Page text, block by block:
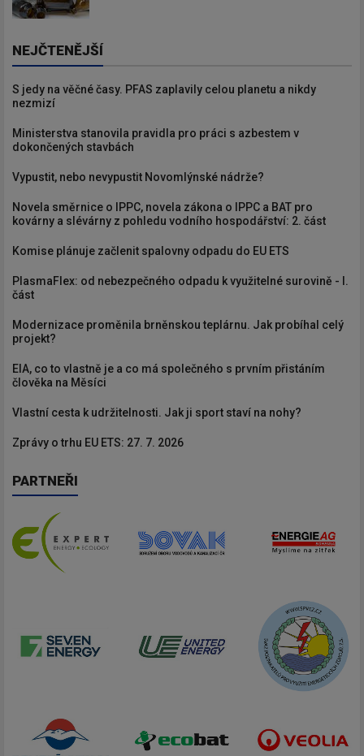
NEJČTENĚJŠÍ
S jedy na věčné časy. PFAS zaplavily celou planetu a nikdy
nezmizí
Ministerstva stanovila pravidla pro práci s azbestem v
dokončených stavbách
Vypustit, nebo nevypustit Novomlýnské nádrže?
Novela směrnice o IPPC, novela zákona o IPPC a BAT pro
kovárny a slévárny z pohledu vodního hospodářství: 2. část
Komise plánuje začlenit spalovny odpadu do EU ETS
PlasmaFlex: od nebezpečného odpadu k využitelné surovině - I.
část
Modernizace proměnila brněnskou teplárnu. Jak probíhal celý
projekt?
EIA, co to vlastně je a co má společného s prvním přistáním
člověka na Měsíci
Vlastní cesta k udržitelnosti. Jak ji sport staví na nohy?
Zprávy o trhu EU ETS: 27. 7. 2026
PARTNEŘI